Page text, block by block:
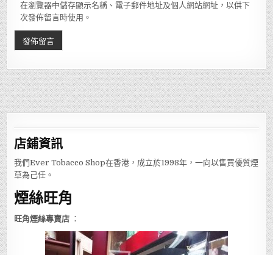
在瀏覽器中儲存顯示名稱、電子郵件地址及個人網站網址，以供下
次發佈留言時使用。
店鋪資訊
我們Ever Tobacco Shop在香港，成立於1998年，一向以售買優質煙
草為己任。
煙絲旺角
旺角煙絲專賣店 ：